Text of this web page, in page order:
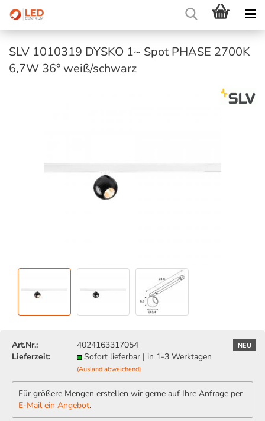
SLV 1010319 DYSKO 1~ Spot PHASE 2700K
6,7W 36° weiß/schwarz
NEU
Art.Nr.:
4024163317054
Lieferzeit:
Sofort lieferbar | in 1-3 Werktagen
(Ausland abweichend)
Für größere Mengen erstellen wir gerne auf Ihre Anfrage per
E-Mail ein Angebot.